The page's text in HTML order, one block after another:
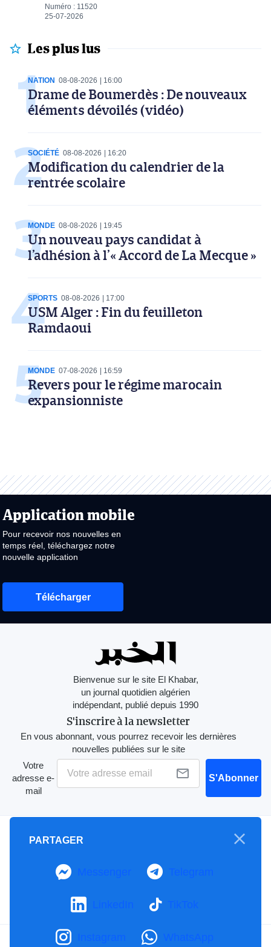
Numéro : 11520
25-07-2026
Les plus lus
NATION 08-08-2026 16:00
Drame de Boumerdès : De nouveaux
éléments dévoilés (vidéo)
SOCIÉTÉ 08-08-2026 16:20
Modification du calendrier de la
rentrée scolaire
MONDE 08-08-2026 19:45
Un nouveau pays candidat à
l’adhésion à l’« Accord de La Mecque »
SPORTS 08-08-2026 17:00
USM Alger : Fin du feuilleton
Ramdaoui
MONDE 07-08-2026 16:59
Revers pour le régime marocain
expansionniste
Application mobile
Pour recevoir nos nouvelles en
temps réel, téléchargez notre
nouvelle application
Télécharger
Bienvenue sur le site El Khabar,
un journal quotidien algérien
indépendant, publié depuis 1990
S'inscrire à la newsletter
En vous abonnant, vous pourrez recevoir les dernières
nouvelles publiées sur le site
Votre
adresse e-
mail
S'Abonner
A propos
Notre Charte
Contactez-nous
PARTAGER
Messenger Telegram
LinkedIn TikTok
Instagram WhatsApp